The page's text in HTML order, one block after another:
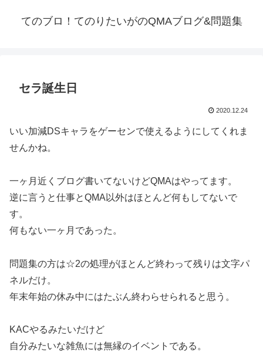
てのブロ！てのりたいがのQMAブログ&問題集
セラ誕生日
2020.12.24
いい加減DSキャラをゲーセンで使えるようにしてくれま
せんかね。
一ヶ月近くブログ書いてないけどQMAはやってます。
逆に言うと仕事とQMA以外はほとんど何もしてないで
す。
何もない一ヶ月であった。
問題集の方は☆2の処理がほとんど終わって残りは文字パ
ネルだけ。
年末年始の休み中にはたぶん終わらせられると思う。
KACやるみたいだけど
自分みたいな雑魚には無縁のイベントである。